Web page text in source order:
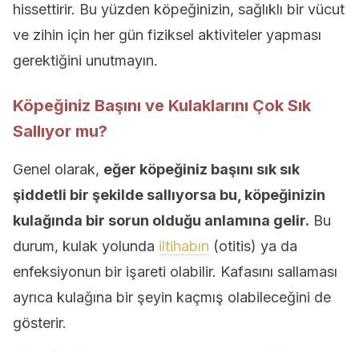
hissettirir. Bu yüzden köpeğinizin, sağlıklı bir vücut
ve zihin için her gün fiziksel aktiviteler yapması
gerektiğini unutmayın.
Köpeğiniz Başını ve Kulaklarını Çok Sık
Sallıyor mu?
Genel olarak, eğer köpeğiniz başını sık sık
şiddetli bir şekilde sallıyorsa bu, köpeğinizin
kulağında bir sorun olduğu anlamına gelir. Bu
durum, kulak yolunda iltihabın (otitis) ya da
enfeksiyonun bir işareti olabilir. Kafasını sallaması
ayrıca kulağına bir şeyin kaçmış olabileceğini de
gösterir.